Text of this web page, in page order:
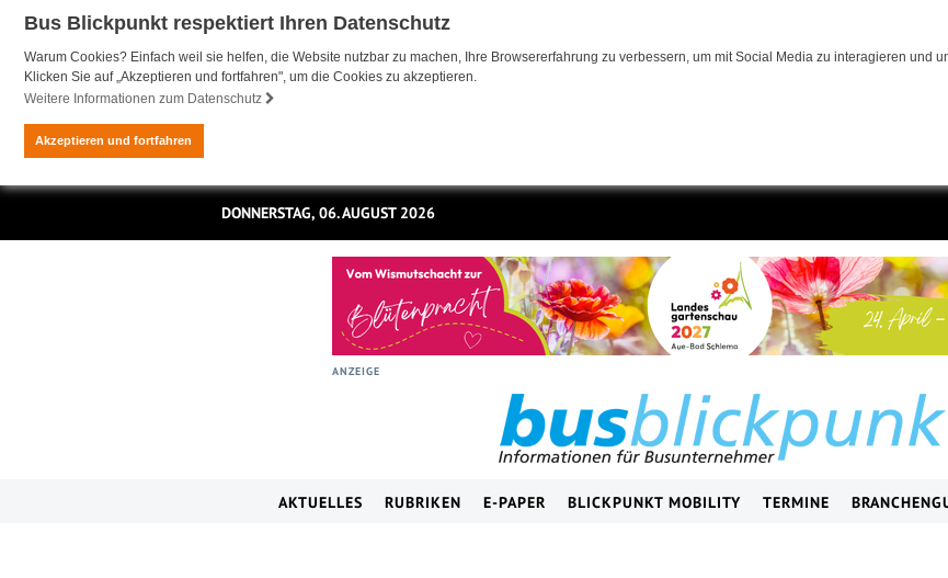
Bus Blickpunkt respektiert Ihren Datenschutz
Warum Cookies? Einfach weil sie helfen, die Website nutzbar zu machen, Ihre Browsererfahrung zu verbessern, um mit Social Media zu interagieren und
Klicken Sie auf „Akzeptieren und fortfahren", um die Cookies zu akzeptieren.
Weitere Informationen zum Datenschutz
Akzeptieren und fortfahren
DONNERSTAG, 06. AUGUST 2026
ANZEIGE
AKTUELLES RUBRIKEN E-PAPER BLICKPUNKT MOBILITY TERMINE